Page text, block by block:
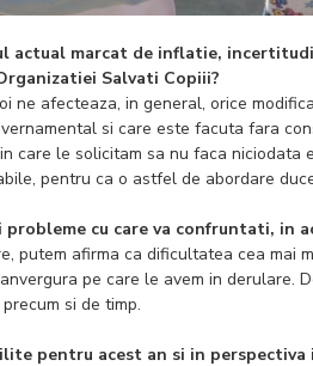
actual marcat de inflatie,
Salvati Copiii?
ne afecteaza, in general, orice
si care este facuta fara
care le solicitam sa nu faca niciodata
pentru ca o astfel de abordare
probleme cu care va confruntati, in
putem afirma ca dificultatea cea mai
pe care le avem in derulare.
si de timp.
pentru acest an si in perspectiva